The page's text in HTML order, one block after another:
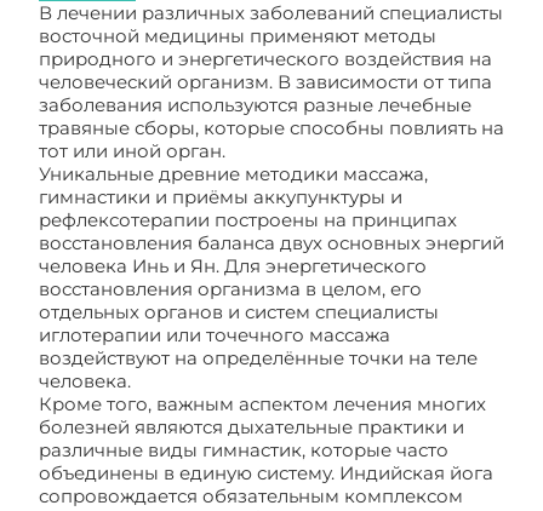
В лечении различных заболеваний специалисты
восточной медицины применяют методы
природного и энергетического воздействия на
человеческий организм. В зависимости от типа
заболевания используются разные лечебные
травяные сборы, которые способны повлиять на
тот или иной орган.
Уникальные древние методики массажа,
гимнастики и приёмы аккупунктуры и
рефлексотерапии построены на принципах
восстановления баланса двух основных энергий
человека Инь и Ян. Для энергетического
восстановления организма в целом, его
отдельных органов и систем специалисты
иглотерапии или точечного массажа
воздействуют на определённые точки на теле
человека.
Кроме того, важным аспектом лечения многих
болезней являются дыхательные практики и
различные виды гимнастик, которые часто
объединены в единую систему. Индийская йога
сопровождается обязательным комплексом